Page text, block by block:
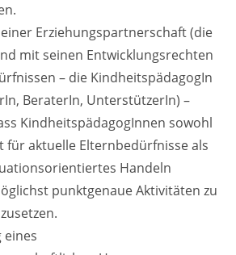
einer Erziehungspartnerschaft (die
mit seinen Entwicklungsrechten
– die KindheitspädagogIn
BeraterIn, UnterstützerIn) –
KindheitspädagogInnen sowohl
für aktuelle Elternbedürfnisse als
Handeln
punktgenaue Aktivitäten zu
eines